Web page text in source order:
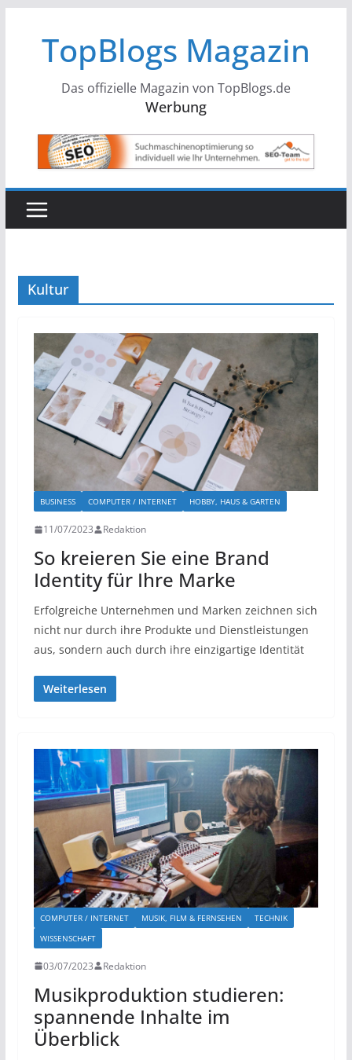
springenTopBlogs Magazin
Das offizielle Magazin von TopBlogs.de
Werbung
Kultur
BUSINESS COMPUTER / INTERNET HOBBY, HAUS & GARTEN
11/07/2023 Redaktion
So kreieren Sie eine Brand
Identity für Ihre Marke
Erfolgreiche Unternehmen und Marken zeichnen sich
nicht nur durch ihre Produkte und Dienstleistungen
aus, sondern auch durch ihre einzigartige Identität
Weiterlesen
COMPUTER / INTERNET MUSIK, FILM & FERNSEHEN
TECHNIK
WISSENSCHAFT
03/07/2023 Redaktion
Musikproduktion studieren:
spannende Inhalte im
Überblick